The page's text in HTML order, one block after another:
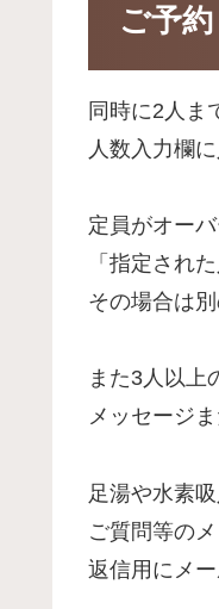
ご予約
同時に2人ま
人数入力欄
定員がオー
「指定され
その場合は
また3人以上
メッセージ
足湯や水素
ご質問等の
返信用にメ